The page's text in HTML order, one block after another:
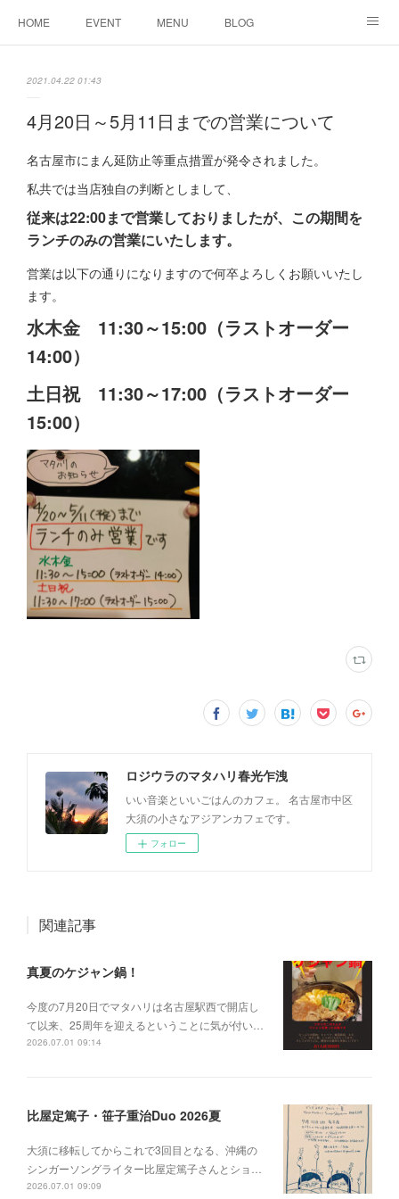
HOME EVENT MENU BLOG
2021.04.22 01:43
4月20日～5月11日までの営業について
名古屋市にまん延防止等重点措置が発令されました。
私共では当店独自の判断としまして、
従来は22:00まで営業しておりましたが、この期間を
ランチのみの営業にいたします。
営業は以下の通りになりますので何卒よろしくお願いいたし
ます。
水木金 11:30～15:00（ラストオーダー
14:00）
土日祝 11:30～17:00（ラストオーダー
15:00）
ロジウラのマタハリ春光乍洩
いい音楽といいごはんのカフェ。 名古屋市中区
大須の小さなアジアンカフェです。
フォロー
関連記事
真夏のケジャン鍋！
今度の7月20日でマタハリは名古屋駅西で開店し
て以来、25周年を迎えるということに気が付い…
2026.07.01 09:14
比屋定篤子・笹子重治Duo 2026夏
大須に移転してからこれで3回目となる、沖縄の
シンガーソングライター比屋定篤子さんとショ…
2026.07.01 09:09